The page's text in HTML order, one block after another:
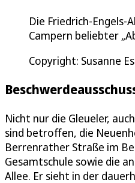
Die Friedrich-Engels-
Campern beliebter
Copyright: Susanne
Nicht nur die Gleueler,
sind betroffen, die
Berrenrather Straße im
Gesamtschule sowie die
Allee. Er sieht in der